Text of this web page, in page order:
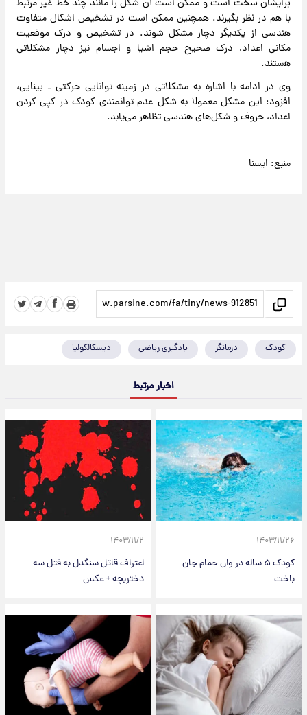
برایشان سخت است و ممکن است آن شکل را مانند چند خط غیر مرتبط
با هم در نظر بگیرند. همچنین ممکن است در تشخیص اشکال متفاوت
هندسی از یکدیگر دچار مشکل شوند. در تشخیص و درک موقعیت
مکانی اعداد، درک صحیح حجم اشیا و اجسام نیز دچار مشکلاتی
هستند.
وی در ادامه با اشاره به مشکلاتی در زمینه توانایی حرکتی ـ بینایی،
افزود: این مشکل معمولا به شکل عدم توانمندی کودک در کپی کردن
اعداد، حروف و شکل‌های هندسی تظاهر می‌یابد.
منبع: ایسنا
کودک درمانگر یادگیری ریاضی دیسکالکولیا
اخبار مرتبط
۱۴۰۳/۱۱/۲۶
کودک ۵ ساله در وان حمام جان
باخت
۱۴۰۳/۱۱/۲
اعتراف قاتل سنگدل به قتل سه
دختربچه + عکس